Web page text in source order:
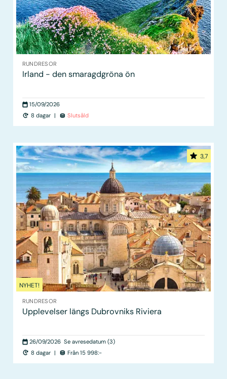
RUNDRESOR
Irland - den smaragdgröna ön
15/09/2026
8 dagar | Slutsåld
NYHET!
3,7
RUNDRESOR
Upplevelser längs Dubrovniks Riviera
26/09/2026 Se avresedatum (3)
8 dagar | Från 15 998:-